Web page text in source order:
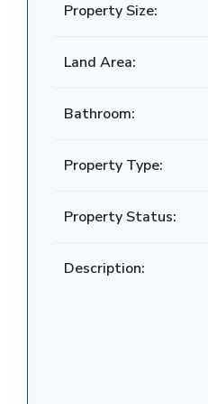
Property Size:
Land Area:
Bathroom:
Property Type:
Property Status:
Description: